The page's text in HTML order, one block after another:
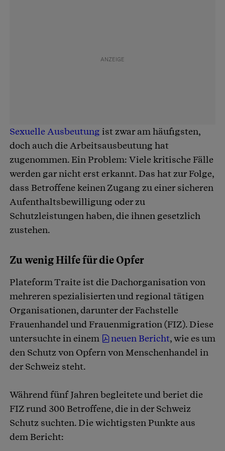
Sexuelle Ausbeutung ist zwar am häufigsten,
doch auch die Arbeitsausbeutung hat
zugenommen. Ein Problem: Viele kritische Fälle
werden gar nicht erst erkannt. Das hat zur Folge,
dass Betroffene keinen Zugang zu einer sicheren
Aufenthaltsbewilligung oder zu
Schutzleistungen haben, die ihnen gesetzlich
zustehen.
Zu wenig Hilfe für die Opfer
Plateform Traite ist die Dachorganisation von
mehreren spezialisierten und regional tätigen
Organisationen, darunter der Fachstelle
Frauenhandel und Frauenmigration (FIZ). Diese
untersuchte in einem
neuen Bericht, wie es um
den Schutz von Opfern von Menschenhandel in
der Schweiz steht.
Während fünf Jahren begleitete und beriet die
FIZ rund 300 Betroffene, die in der Schweiz
Schutz suchten. Die wichtigsten Punkte aus
dem Bericht: